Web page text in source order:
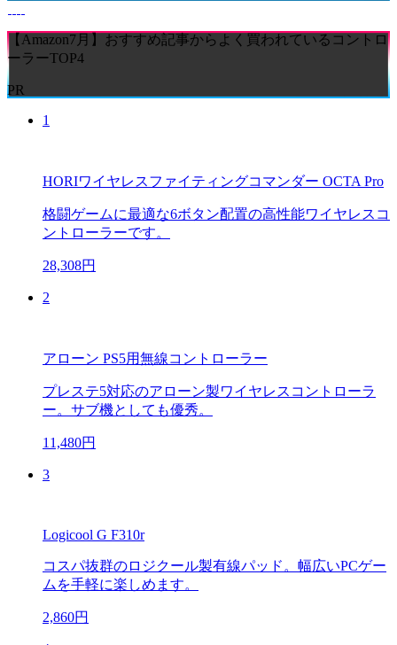
【Amazon7月】おすすめ記事からよく買われているコントロ
ーラーTOP4
PR
1
HORIワイヤレスファイティングコマンダー OCTA Pro
格闘ゲームに最適な6ボタン配置の高性能ワイヤレスコ
ントローラーです。
28,308円
2
アローン PS5用無線コントローラー
プレステ5対応のアローン製ワイヤレスコントローラ
ー。サブ機としても優秀。
11,480円
3
Logicool G F310r
コスパ抜群のロジクール製有線パッド。幅広いPCゲー
ムを手軽に楽しめます。
2,860円